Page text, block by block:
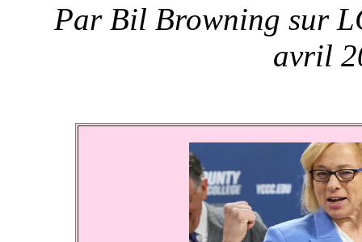
Par Bil Browning sur
avril